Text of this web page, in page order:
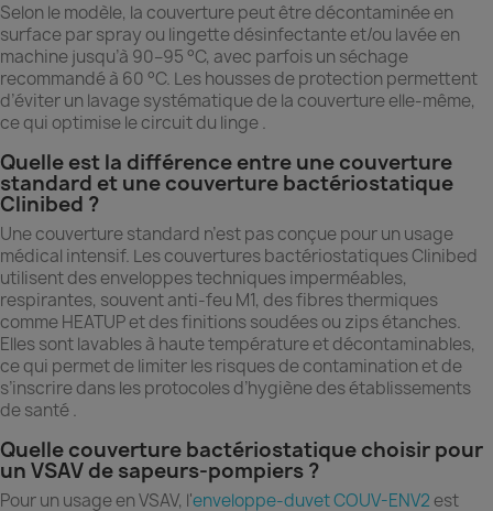
Selon le modèle, la couverture peut être décontaminée en
surface par spray ou lingette désinfectante et/ou lavée en
machine jusqu’à 90–95 °C, avec parfois un séchage
recommandé à 60 °C. Les housses de protection permettent
d’éviter un lavage systématique de la couverture elle-même,
ce qui optimise le circuit du linge .
Quelle est la différence entre une couverture
standard et une couverture bactériostatique
Clinibed ?
Une couverture standard n’est pas conçue pour un usage
médical intensif. Les couvertures bactériostatiques Clinibed
utilisent des enveloppes techniques imperméables,
respirantes, souvent anti-feu M1, des fibres thermiques
comme HEATUP et des finitions soudées ou zips étanches.
Elles sont lavables à haute température et décontaminables,
ce qui permet de limiter les risques de contamination et de
s’inscrire dans les protocoles d’hygiène des établissements
de santé .
Quelle couverture bactériostatique choisir pour
un VSAV de sapeurs-pompiers ?
Pour un usage en VSAV, l'enveloppe-duvet COUV-ENV2 est